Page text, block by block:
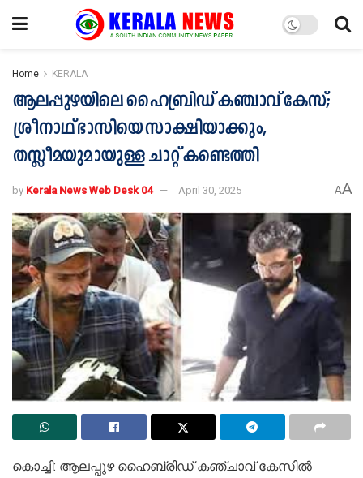
Home KERALA
ആലപ്പുഴയിലെ ഹൈബ്രിഡ് കഞ്ചാവ് കേസ്;
ശ്രീനാഥ്‌ ഭാസിയെ സാക്ഷിയാക്കും,
തസ്ലീമയുമായുള്ള ചാറ്റ് കണ്ടെത്തി
by Kerala News Web Desk 04 April 30, 2025 AA
കൊച്ചി: ആലപ്പുഴ ഹൈബ്രിഡ് കഞ്ചാവ് കേസിൽ